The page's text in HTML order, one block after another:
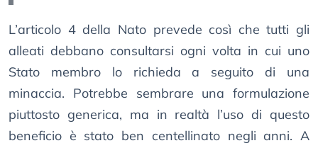
L’articolo 4 della Nato prevede così che tutti gli
alleati debbano consultarsi ogni volta in cui uno
Stato membro lo richieda a seguito di una
minaccia. Potrebbe sembrare una formulazione
piuttosto generica, ma in realtà l’uso di questo
beneficio è stato ben centellinato negli anni. A